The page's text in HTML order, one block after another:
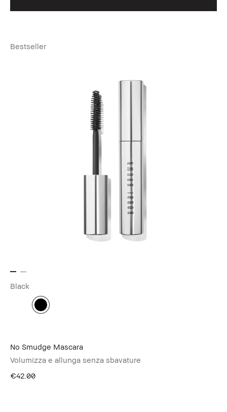
Bestseller
Black
No Smudge Mascara
Volumizza e allunga senza sbavature
€42.00